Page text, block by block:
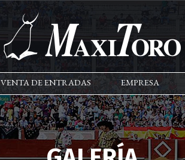
Maxitoro
VENTA DE ENTRADAS EMPRESA